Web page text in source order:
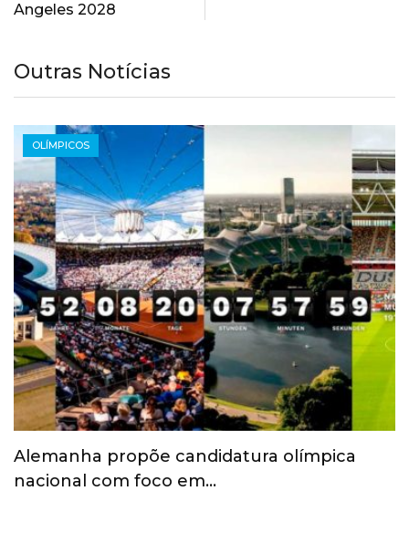
Angeles 2028
Outras Notícias
OLÍMPICOS
Alemanha propõe candidatura olímpica
nacional com foco em…